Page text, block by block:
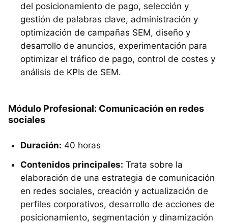
del posicionamiento de pago, selección y
gestión de palabras clave, administración y
optimización de campañas SEM, diseño y
desarrollo de anuncios, experimentación para
optimizar el tráfico de pago, control de costes y
análisis de KPIs de SEM.
Módulo Profesional: Comunicación en redes
sociales
Duración: 40 horas
Contenidos principales: Trata sobre la
elaboración de una estrategia de comunicación
en redes sociales, creación y actualización de
perfiles corporativos, desarrollo de acciones de
posicionamiento, segmentación y dinamización